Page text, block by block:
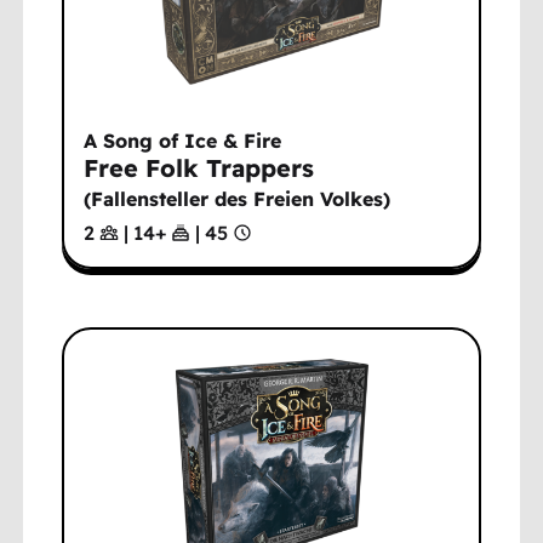
A Song of Ice & Fire
Free Folk Trappers
(Fallensteller des Freien Volkes)
2
| 14+ | 45